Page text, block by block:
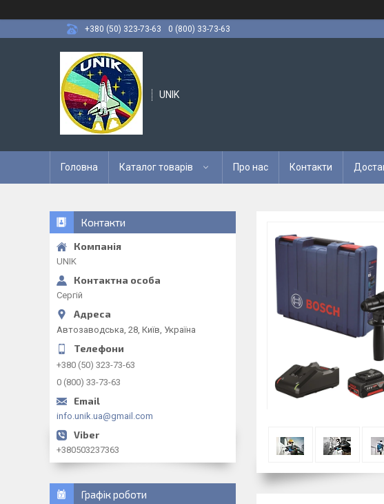
+380 (50) 323-73-63
0 (800) 33-73-63
UNIK
Головна Каталог товарів Про нас Контакти
Контакти
UNIK
Сергій
Автозаводська, 28, Київ, Україна
+380 (50) 323-73-63
0 (800) 33-73-63
info.unik.ua@gmail.com
+380503237363
Графік роботи